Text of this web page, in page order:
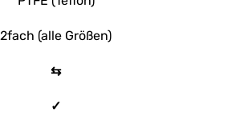
2fach (alle Größen)
⇆
✓